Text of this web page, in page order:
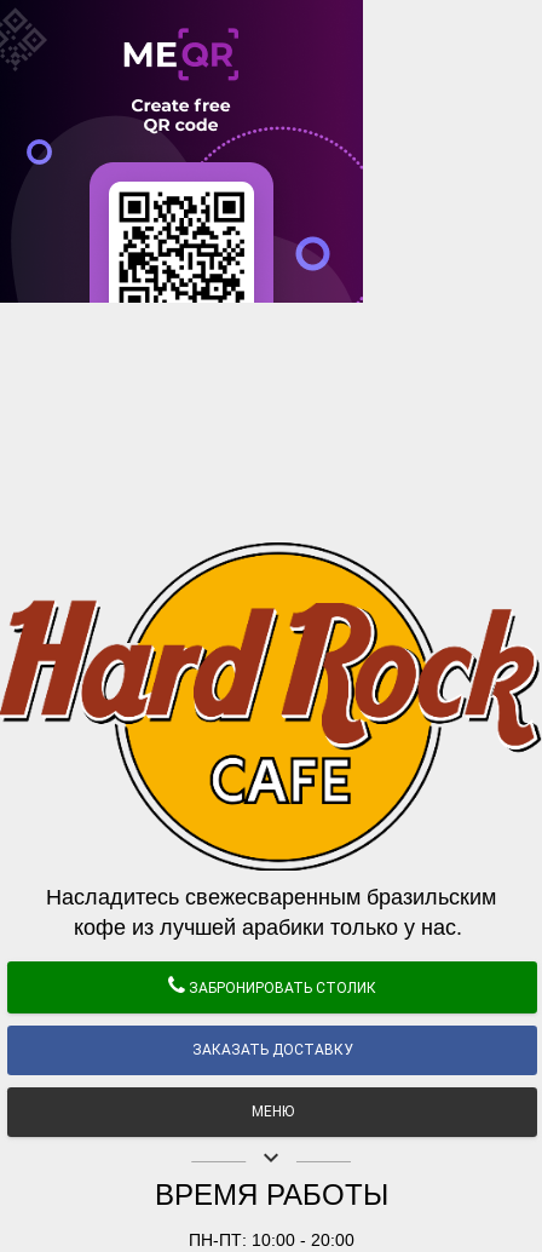
Насладитесь свежесваренным бразильским
кофе из лучшей арабики только у нас.
ЗАБРОНИРОВАТЬ СТОЛИК
ЗАКАЗАТЬ ДОСТАВКУ
МЕНЮ
keyboard_arrow_down
ВРЕМЯ РАБОТЫ
ПН-ПТ: 10:00 - 20:00